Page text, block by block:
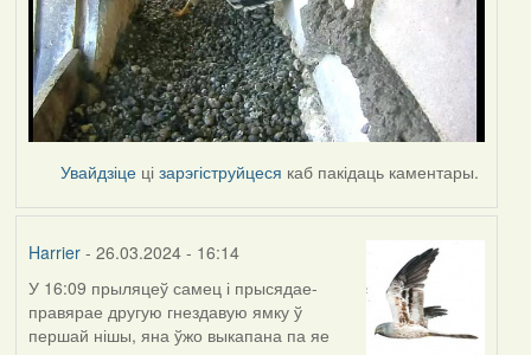
Увайдзіце цізарэгіструйцеся каб пакідаць каментары.
Harrier- 26.03.2024 - 16:14
У 16:09 прыляцеў самец і прысядае-
правярае другую гнездавую ямку ў
першай нішы, яна ўжо выкапана па яе